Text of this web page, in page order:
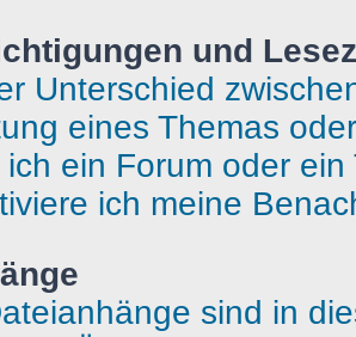
und
Unterschied
eines Themas
ein Forum oder
ich meine
sind in